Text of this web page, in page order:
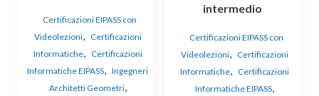
Certificazioni EIPASS con
Videolezioni, Certificazioni
Informatiche, Certificazioni
Informatiche EIPASS, Ingegneri
Architetti Geometri,
intermedio
Certificazioni EIPASS con
Videolezioni, Certificazioni
Informatiche, Certificazioni
Informatiche EIPASS,